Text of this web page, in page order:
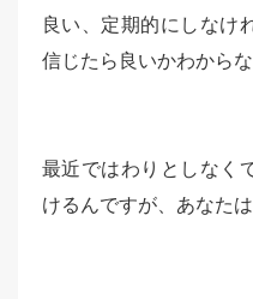
良い、定期的にしなけ
信じたら良いかわから
最近ではわりとしなく
けるんですが、あなた